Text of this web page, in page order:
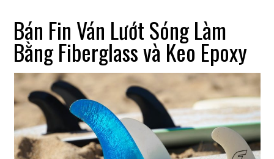
Bán Fin Ván Lướt Sóng Làm
Bằng Fiberglass và Keo Epoxy